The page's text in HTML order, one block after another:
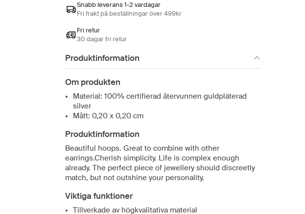
Snabb leverans 1-2 vardagar
Fri frakt på beställningar över 499kr
Fri retur
30 dagar fri retur
Produktinformation
Om produkten
Material: 100% certifierad återvunnen guldpläterad
silver
Mått: 0,20 x 0,20 cm
Produktinformation
Beautiful hoops. Great to combine with other
earrings.Cherish simplicity. Life is complex enough
already. The perfect piece of jewellery should discreetly
match, but not outshine your personality.
Viktiga funktioner
Tillverkade av högkvalitativa material